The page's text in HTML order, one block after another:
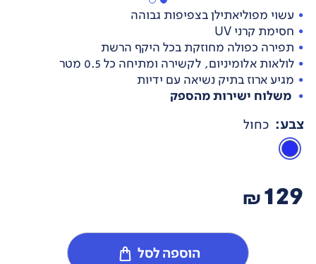
עשוי מפוליאתילן בצפיפות גבוהה
חסימת קרני UV
תפירה כפולה מחוזקת בכל היקף הרשת
לולאות אלומיניום, לקשירה ומתיחה כל 0.5 מטר
מגיע ארוז בתיק נשיאה עם ידיות
משלוח ישירות מהספק
צבע: כחול
129
₪
הוספה לסל